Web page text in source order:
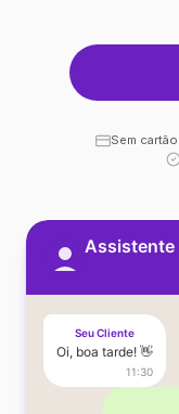
Sem
Assistente
Seu Cliente
Oi, boa tarde! 👋
11:30